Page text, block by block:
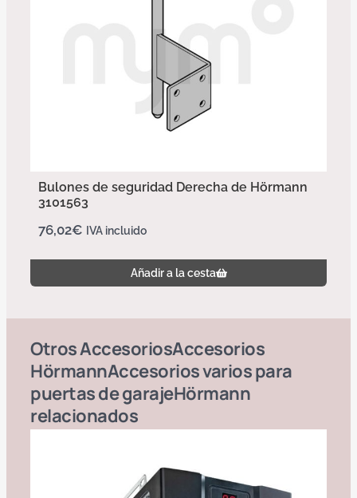
Bulones de seguridad Derecha de Hörmann
3101563
76,02€ IVA incluido
Añadir a la cesta
OtrosAccesoriosAccesorios
HörmannAccesorios varios para
puertas de garajeHörmann
relacionados